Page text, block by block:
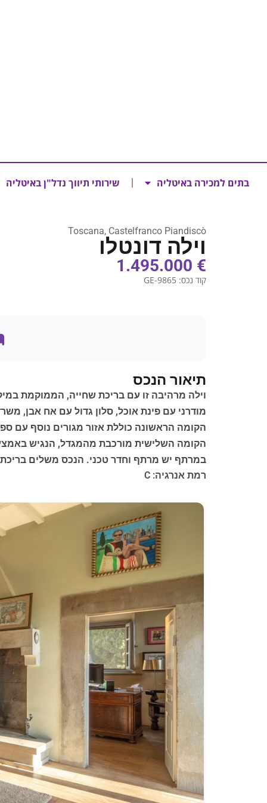
בתים למכירה באיטליה שירותי תיווך נדל"ן באיטליה
Toscana, Castelfranco Piandiscò
וילה דונטלו
€ 1.495.000
קוד נכס: GE-9865
תיאור הנכס
וילה מרהיבה זו עם בריכת שחייה, הממוקמת
מודרני עם פינת אוכל, סלון גדול עם אח אבן,
הקומה הראשונה כוללת אזור מגורים נוסף עם
הקומה השלישית מורכבת מהמגדל, הנגיש
במרתף יש מרתף וחדר טכני. הנכס משלים בריכת שחייה יפהפייה בגודל 7×14 מטר ו-
רמת אנרגיה: C